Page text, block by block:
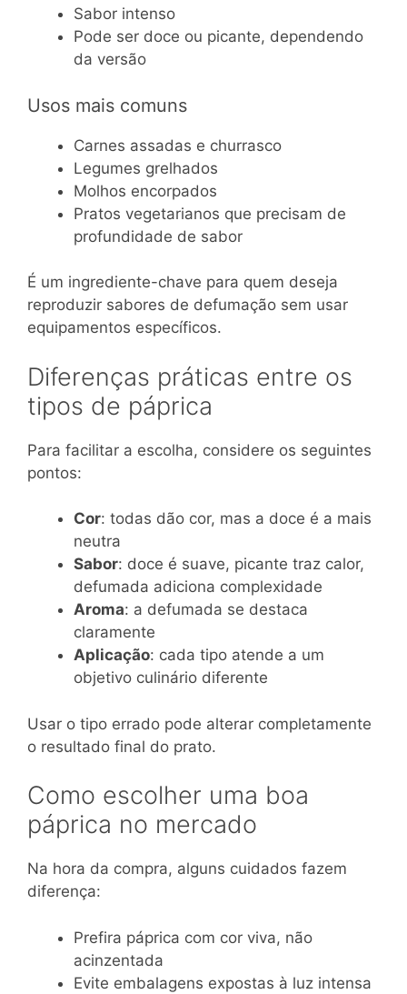
Sabor intenso
Pode ser doce ou picante, dependendo
da versão
Usos mais comuns
Carnes assadas e churrasco
Legumes grelhados
Molhos encorpados
Pratos vegetarianos que precisam de
profundidade de sabor
É um ingrediente-chave para quem deseja
reproduzir sabores de defumação sem usar
equipamentos específicos.
Diferenças práticas entre os
tipos de páprica
Para facilitar a escolha, considere os seguintes
pontos:
Cor: todas dão cor, mas a doce é a mais
neutra
Sabor: doce é suave, picante traz calor,
defumada adiciona complexidade
Aroma: a defumada se destaca
claramente
Aplicação: cada tipo atende a um
objetivo culinário diferente
Usar o tipo errado pode alterar completamente
o resultado final do prato.
Como escolher uma boa
páprica no mercado
Na hora da compra, alguns cuidados fazem
diferença:
Prefira páprica com cor viva, não
acinzentada
Evite embalagens expostas à luz intensa